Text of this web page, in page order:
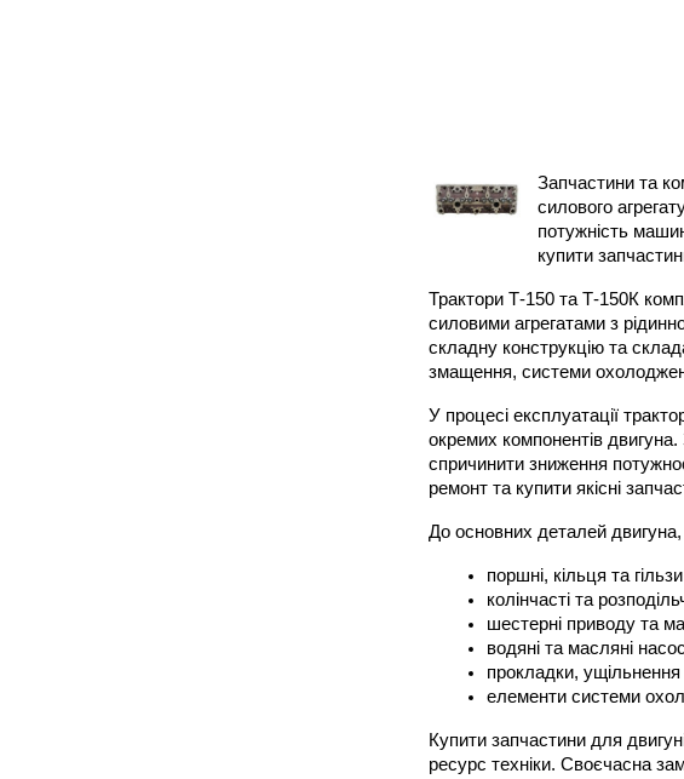
Запчастини та
силового
потужність
купити
Трактори Т-150 та Т-150К
силовими агрегатами з
складну конструкцію та
змащення, системи
У процесі експлуатації
окремих компонентів
спричинити зниження
ремонт та купити якісні
До основних деталей
поршні, кільця та
колінчасті та
шестерні приводу та
водяні та масляні
прокладки,
елементи системи
Купити запчастини для
ресурс техніки. Своєчасна